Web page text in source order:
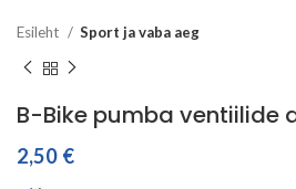
Esileht Sport ja vaba aeg
B-Bike pumba ventiilide
2,50 €